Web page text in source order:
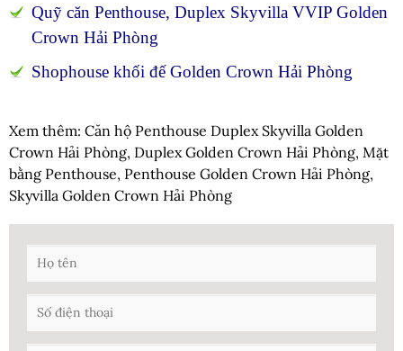
Quỹ căn Penthouse, Duplex Skyvilla VVIP Golden
Crown Hải Phòng
Shophouse khối đế Golden Crown Hải Phòng
Xem thêm: Căn hộ Penthouse Duplex Skyvilla Golden
Crown Hải Phòng, Duplex Golden Crown Hải Phòng, Mặt
bằng Penthouse, Penthouse Golden Crown Hải Phòng,
Skyvilla Golden Crown Hải Phòng